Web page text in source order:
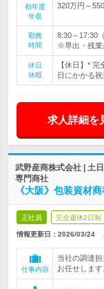
初年度
年収
320万円～
勤務
時間
8:30～17:30
※早出・残業
休日
休暇
【休日】*
日にかかる
求人詳細を
武野産商株式会社 | 土
専門商社
《大阪》包装資材
正社員 完全週休2日制
情報更新日：2026/03/24
仕事内容
当社の調達
お任せします